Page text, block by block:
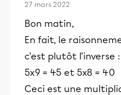
27 mars 2022
Bon matin,
En fait, le
c'est plutôt l'inverse :
5x9 = 45 et 5x8 = 40
Ceci est une